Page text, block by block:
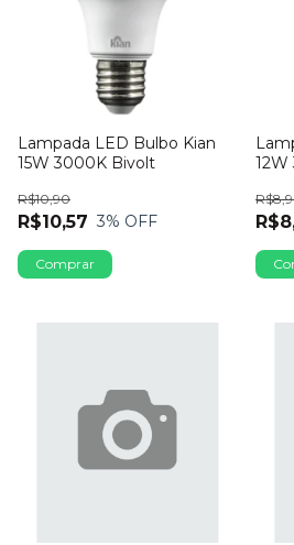
Lampada LED Bulbo Kian
15W 3000K Bivolt
R$10,57
R$10,90
3% OFF